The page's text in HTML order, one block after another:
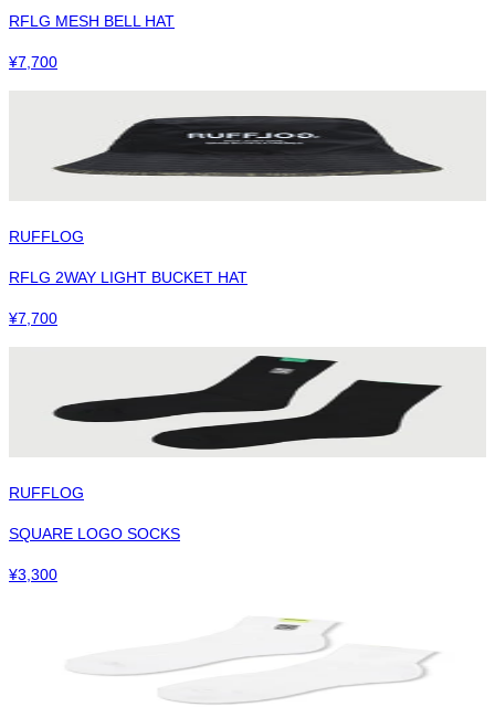
RFLG MESH BELL HAT
¥7,700
RUFFLOG
RFLG 2WAY LIGHT BUCKET HAT
¥7,700
RUFFLOG
SQUARE LOGO SOCKS
¥3,300